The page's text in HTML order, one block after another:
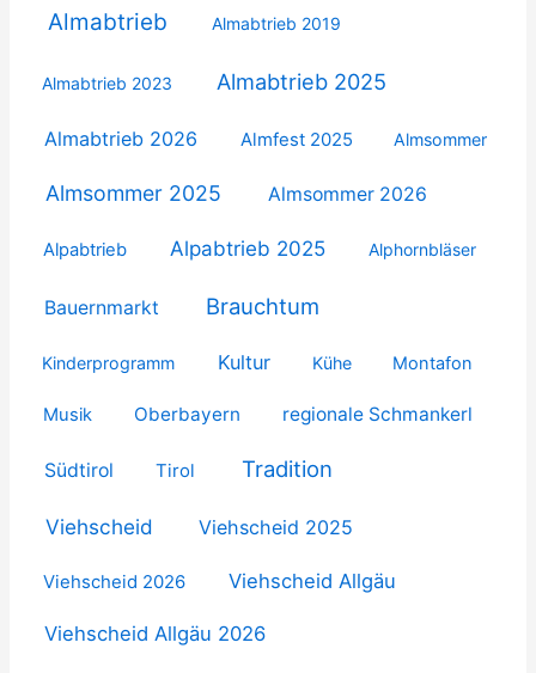
Almabtrieb Almabtrieb 2019
Almabtrieb 2023 Almabtrieb 2025
Almabtrieb 2026 Almfest 2025 Almsommer
Almsommer 2025 Almsommer 2026
Alpabtrieb Alpabtrieb 2025 Alphornbläser
Bauernmarkt Brauchtum
Kinderprogramm Kultur Kühe Montafon
Musik Oberbayern regionale Schmankerl
Südtirol Tirol Tradition
Viehscheid Viehscheid 2025
Viehscheid 2026 Viehscheid Allgäu
Viehscheid Allgäu 2026